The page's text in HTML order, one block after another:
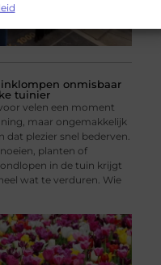
onmisbaar
tuinier
velen een moment
maar ongemakkelijk
dat plezier snel bederven.
planten of
in de tuin krijgt
wat te verduren. Wie